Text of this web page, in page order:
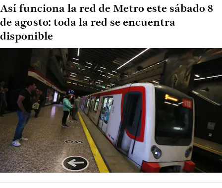
Así funciona la red de Metro este sábado 8
de agosto: toda la red se encuentra
disponible